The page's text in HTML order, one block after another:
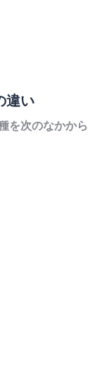
違い
を次のなかから